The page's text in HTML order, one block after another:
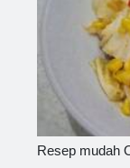
Resep mudah